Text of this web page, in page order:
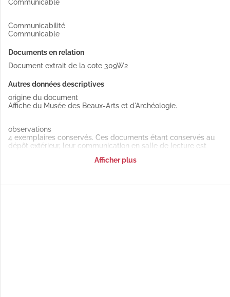
Communicable
Communicabilité
Communicable
Documents en relation
Document extrait de la cote 309W2
Autres données descriptives
origine du document
Affiche du Musée des Beaux-Arts et d'Archéologie.
observations
4 exemplaires conservés. Ces documents étant conservés au
dépôt extérieur, leur communication en salle de lecture est
Afficher plus